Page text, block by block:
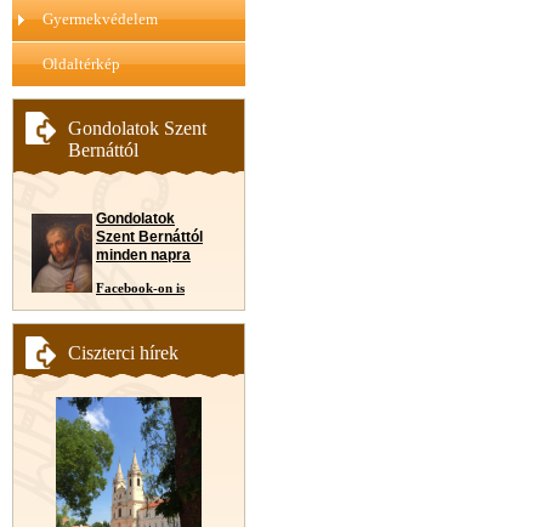
Gyermekvédelem
Oldaltérkép
Gondolatok Szent
Bernáttól
Gondolatok
Szent Bernáttól
minden napra
Facebook-on is
Ciszterci hírek